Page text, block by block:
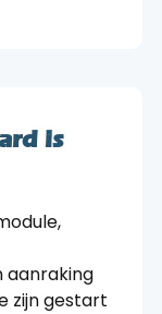
is
aanraking
zijn gestart